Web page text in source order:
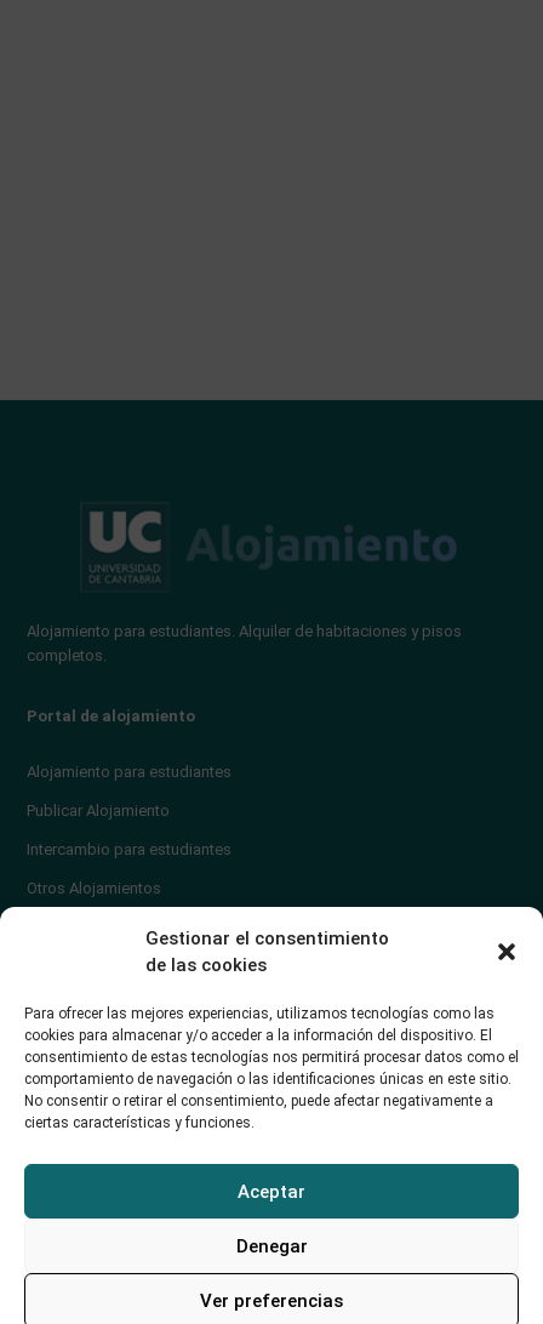
Gestionar el consentimiento
de las cookies
Para ofrecer las mejores experiencias, utilizamos tecnologías como las
cookies para almacenar y/o acceder a la información del dispositivo. El
consentimiento de estas tecnologías nos permitirá procesar datos como el
comportamiento de navegación o las identificaciones únicas en este sitio.
No consentir o retirar el consentimiento, puede afectar negativamente a
ciertas características y funciones.
Aceptar
Denegar
Ver preferencias
Alojamiento para estudiantes. Alquiler de habitaciones y pisos
completos.
Portal de alojamiento
Alojamiento para estudiantes
Publicar Alojamiento
Intercambio para estudiantes
Otros Alojamientos
¿Cómo publicar un anuncio?
Contacto
soporte@alojamientounican.es
Alojamiento Universidad de Cantabria Copyright © 2023​